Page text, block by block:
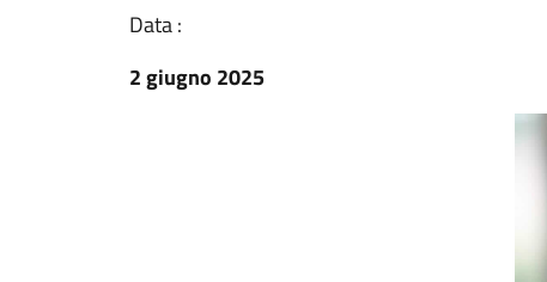
Data :
2 giugno 2025